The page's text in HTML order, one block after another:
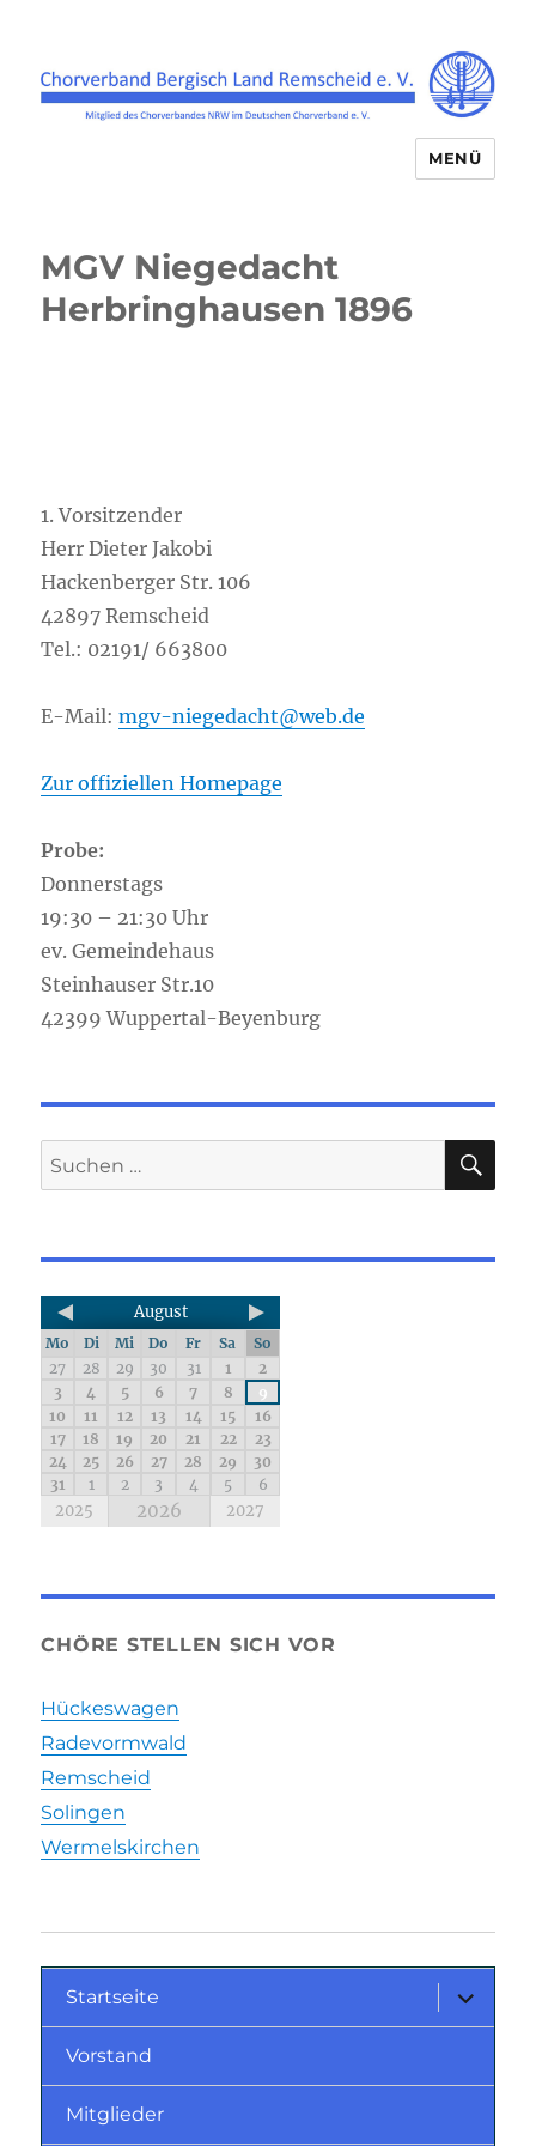
Chorverband Bergisch Land
MENÜ
MGV Niegedacht
Herbringhausen 1896
1. Vorsitzender
Herr Dieter Jakobi
Hackenberger Str. 106
42897 Remscheid
Tel.: 02191/ 663800
E-Mail:mgv-niegedacht@web.de
Zur offiziellen Homepage
Probe:
Donnerstags
19:30 – 21:30 Uhr
ev. Gemeindehaus
Steinhauser Str.10
42399 Wuppertal-Beyenburg
August
Mo Di Mi Do Fr Sa
So
27
28 29 30 31 1
2
3
4 5 6 7 8
9
10
11 12 13 14 15
16
17
18 19 20 21 22
23
24
25 26 27 28 29
30
31
1 2 3 4 5 6
2025 2026 2027
CHÖRE STELLEN SICH VOR
Hückeswagen
Radevormwald
Remscheid
Solingen
Wermelskirchen
Startseite
Vorstand
Mitglieder